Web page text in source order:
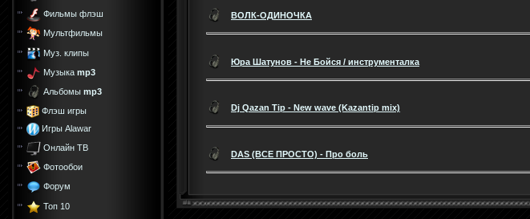
Фильмы флэш
Мультфильмы
Муз. клипы
Музыка mp3
Альбомы mp3
Флэш игры
Игры Alawar
Онлайн ТВ
Фотообои
Форум
Топ 10
ВОЛК-ОДИНОЧКА
Юра Шатунов - Не Бойся / инструменталка
Dj Qazan Tip - New wave (Kazantip mix)
DAS (ВСЕ ПРОСТО) - Про боль